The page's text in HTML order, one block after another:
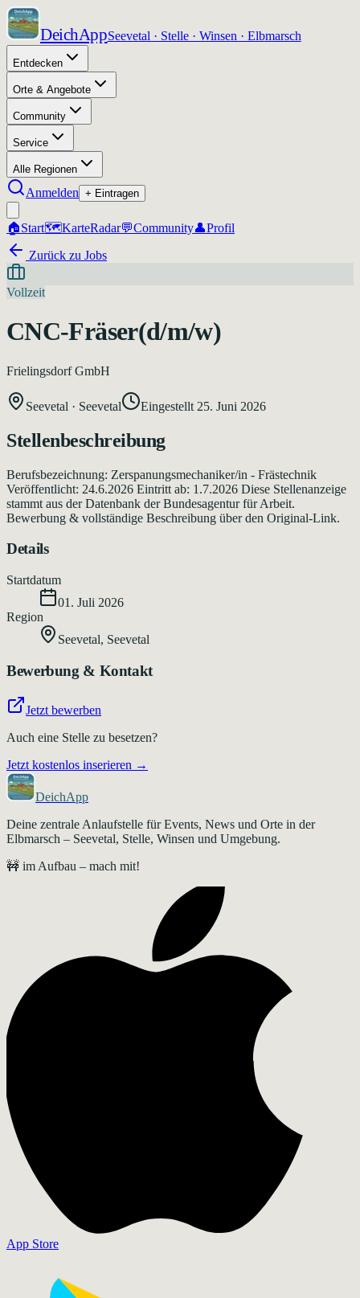
DeichAppSeevetal · Stelle · Winsen · Elbmarsch
Entdecken
Orte & Angebote
Community
Service
Alle Regionen
Anmelden + Eintragen
🏠Start🗺️KarteRadar💬Community👤Profil
Zurück zu Jobs
Vollzeit
CNC-Fräser(d/m/w)
Frielingsdorf GmbH
Seevetal · Seevetal Eingestellt 25. Juni 2026
Stellenbeschreibung
Berufsbezeichnung: Zerspanungsmechaniker/in - Frästechnik
Veröffentlicht: 24.6.2026 Eintritt ab: 1.7.2026 Diese Stellenanzeige
stammt aus der Datenbank der Bundesagentur für Arbeit.
Bewerbung & vollständige Beschreibung über den Original-Link.
Details
Startdatum
01. Juli 2026
Region
Seevetal, Seevetal
Bewerbung & Kontakt
Jetzt bewerben
Auch eine Stelle zu besetzen?
Jetzt kostenlos inserieren →
DeichApp
Deine zentrale Anlaufstelle für Events, News und Orte in der
Elbmarsch – Seevetal, Stelle, Winsen und Umgebung.
🚧 im Aufbau – mach mit!
App Store